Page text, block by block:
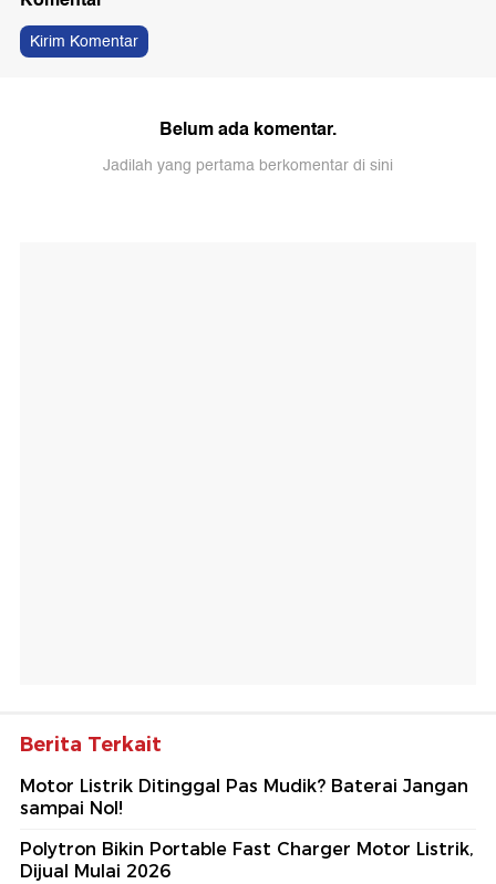
Kirim Komentar
Belum ada komentar.
Jadilah yang pertama berkomentar di sini
Berita Terkait
Motor Listrik Ditinggal Pas Mudik? Baterai Jangan
sampai Nol!
Polytron Bikin Portable Fast Charger Motor Listrik,
Dijual Mulai 2026